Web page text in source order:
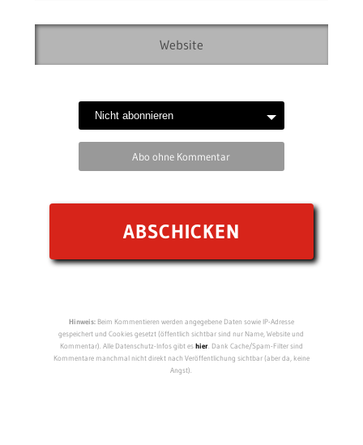
Abo ohne Kommentar
Hinweis:Beim Kommentieren werden angegebene Daten sowie IP-Adresse
gespeichert und Cookies gesetzt (öffentlich sichtbar sind nur Name, Website und
Kommentar). Alle Datenschutz-Infos gibt eshier. Dank Cache/Spam-Filter sind
Kommentare manchmal nicht direkt nach Veröffentlichung sichtbar (aber da, keine
Angst).